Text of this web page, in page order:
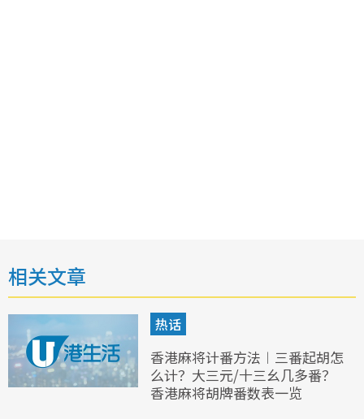
相关文章
热话
香港麻将计番方法︱三番起胡怎
么计？大三元/十三幺几多番？
香港麻将胡牌番数表一览